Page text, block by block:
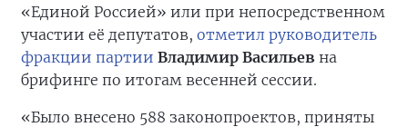
«Единой Россией» или при непосредственном
участии её депутатов, отметил руководитель
фракции партии Владимир Васильев на
брифинге по итогам весенней сессии.
«Было внесено 588 законопроектов, приняты